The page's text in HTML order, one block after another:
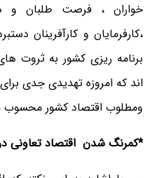
خواران ، فرصت طلبان و
،کارفرمایان و کارآفرینان
برنامه ریزی کشور به ثروت
اند که امروزه تهدیدی جدی
ومطلوب اقتصاد کشور
*کمرنگ شدن اقتصاد تعاونی